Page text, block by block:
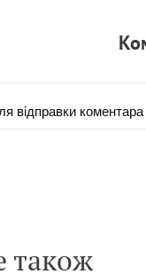
вiдправки
також